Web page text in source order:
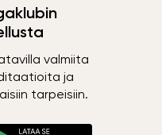
valmiita
ja
tarpeisiin.